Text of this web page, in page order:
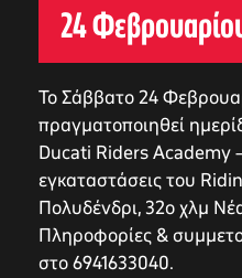
24
Το Σάββατο 24
πραγματοποιηθεί
Ducati Riders Academy –
εγκαταστάσεις του
Πολυδένδρι, 32ο χλμ
Πληροφορίες &
στο 6941633040.